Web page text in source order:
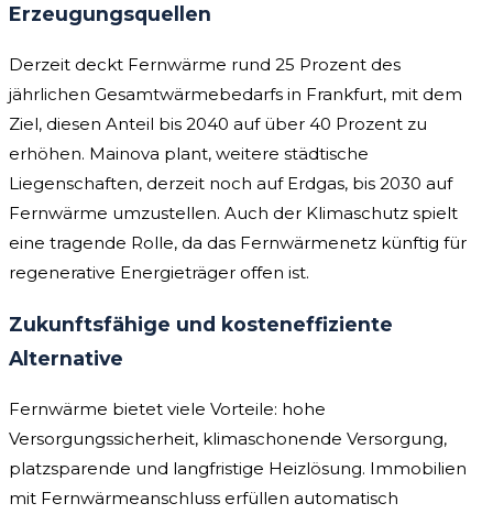
Erzeugungsquellen
Derzeit deckt Fernwärme rund 25 Prozent des
jährlichen Gesamtwärmebedarfs in Frankfurt, mit dem
Ziel, diesen Anteil bis 2040 auf über 40 Prozent zu
erhöhen. Mainova plant, weitere städtische
Liegenschaften, derzeit noch auf Erdgas, bis 2030 auf
Fernwärme umzustellen. Auch der Klimaschutz spielt
eine tragende Rolle, da das Fernwärmenetz künftig für
regenerative Energieträger offen ist.
Zukunftsfähige und kosteneffiziente
Alternative
Fernwärme bietet viele Vorteile: hohe
Versorgungssicherheit, klimaschonende Versorgung,
platzsparende und langfristige Heizlösung. Immobilien
mit Fernwärmeanschluss erfüllen automatisch